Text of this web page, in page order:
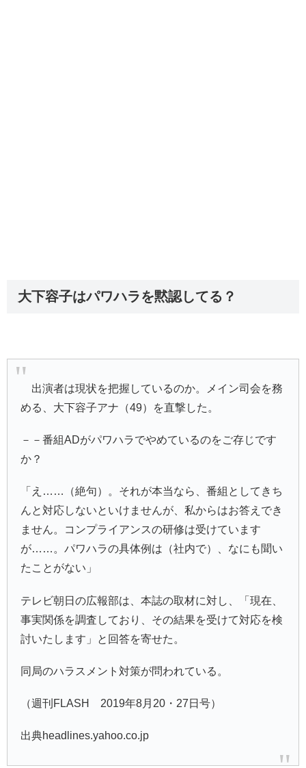
大下容子はパワハラを黙認してる？
出演者は現状を把握しているのか。メイン司会を務
める、大下容子アナ（49）を直撃した。
－－番組ADがパワハラでやめているのをご存じです
か？
「え……（絶句）。それが本当なら、番組としてきち
んと対応しないといけませんが、私からはお答えでき
ません。コンプライアンスの研修は受けています
が……。パワハラの具体例は（社内で）、なにも聞い
たことがない」
テレビ朝日の広報部は、本誌の取材に対し、「現在、
事実関係を調査しており、その結果を受けて対応を検
討いたします」と回答を寄せた。
同局のハラスメント対策が問われている。
（週刊FLASH 2019年8月20・27日号）
出典headlines.yahoo.co.jp